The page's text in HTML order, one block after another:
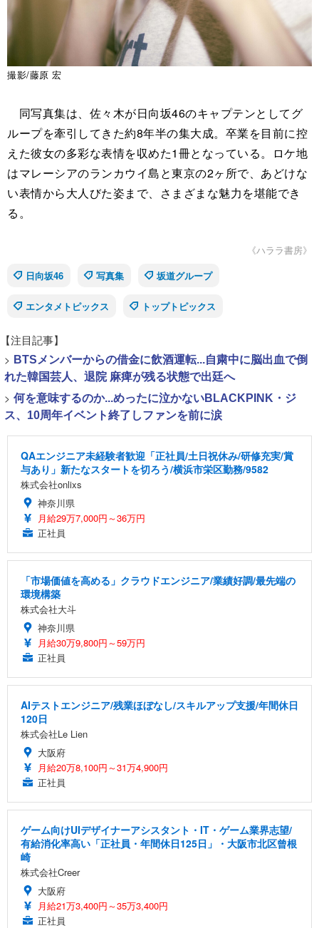
撮影/藤原 宏
同写真集は、佐々木が日向坂46のキャプテンとしてグ
ループを牽引してきた約8年半の集大成。卒業を目前に控
えた彼女の多彩な表情を収めた1冊となっている。ロケ地
はマレーシアのランカウイ島と東京の2ヶ所で、あどけな
い表情から大人びた姿まで、さまざまな魅力を堪能でき
る。
《ハララ書房》
日向坂46
写真集 坂道グループ
エンタメトピックス トップトピックス
【注目記事】
> BTSメンバーからの借金に飲酒運転...自粛中に脳出血で倒
れた韓国芸人、退院 麻痺が残る状態で出廷へ
> 何を意味するのか...めったに泣かないBLACKPINK・ジ
ス、10周年イベント終了しファンを前に涙
QAエンジニア未経験者歓迎「正社員/土日祝休み/研修充実/賞
与あり」新たなスタートを切ろう/横浜市栄区勤務/9582
株式会社onlixs
神奈川県
月給29万7,000円～36万円
正社員
「市場価値を高める」クラウドエンジニア/業績好調/最先端の
環境構築
株式会社大斗
神奈川県
月給30万9,800円～59万円
正社員
AIテストエンジニア/残業ほぼなし/スキルアップ支援/年間休日
120日
株式会社Le Lien
大阪府
月給20万8,100円～31万4,900円
正社員
ゲーム向けUIデザイナーアシスタント・IT・ゲーム業界志望/
有給消化率高い「正社員・年間休日125日」・大阪市北区曾根
崎
株式会社Creer
大阪府
月給21万3,400円～35万3,400円
正社員